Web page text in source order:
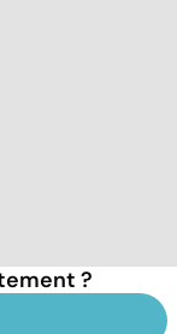
?